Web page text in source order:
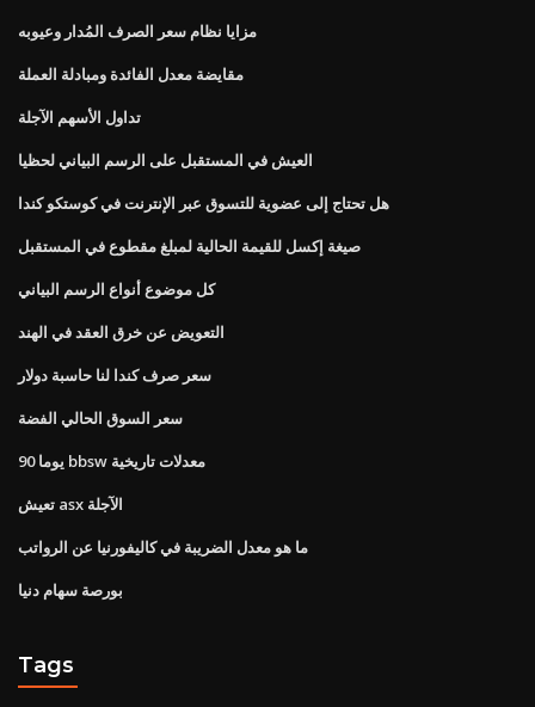
مزايا نظام سعر الصرف المُدار وعيوبه
مقايضة معدل الفائدة ومبادلة العملة
تداول الأسهم الآجلة
العيش في المستقبل على الرسم البياني لحظيا
هل تحتاج إلى عضوية للتسوق عبر الإنترنت في كوستكو كندا
صيغة إكسل للقيمة الحالية لمبلغ مقطوع في المستقبل
كل موضوع أنواع الرسم البياني
التعويض عن خرق العقد في الهند
سعر صرف كندا لنا حاسبة دولار
سعر السوق الحالي الفضة
90 يوما bbsw معدلات تاريخية
تعيش asx الآجلة
ما هو معدل الضريبة في كاليفورنيا عن الرواتب
بورصة سهام دنيا
Tags